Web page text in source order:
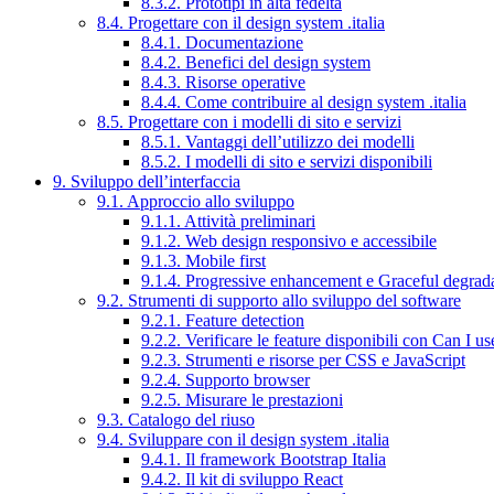
8.4. Progettare con il design system .italia
8.4.1. Documentazione
8.4.2. Benefici del design system
8.4.3. Risorse operative
8.4.4. Come contribuire al design system .italia
8.5. Progettare con i modelli di sito e servizi
8.5.1. Vantaggi dell’utilizzo dei modelli
8.5.2. I modelli di sito e servizi disponibili
9. Sviluppo dell’interfaccia
9.1. Approccio allo sviluppo
9.1.1. Attività preliminari
9.1.2. Web design responsivo e accessibile
9.1.3. Mobile first
9.1.4. Progressive enhancement e Graceful
9.2. Strumenti di supporto allo sviluppo del software
9.2.1. Feature detection
9.2.2. Verificare le feature disponibili con Can I
9.2.3. Strumenti e risorse per CSS e JavaScript
9.2.4. Supporto browser
9.2.5. Misurare le prestazioni
9.3. Catalogo del riuso
9.4. Sviluppare con il design system .italia
9.4.1. Il framework Bootstrap Italia
9.4.2. Il kit di sviluppo React